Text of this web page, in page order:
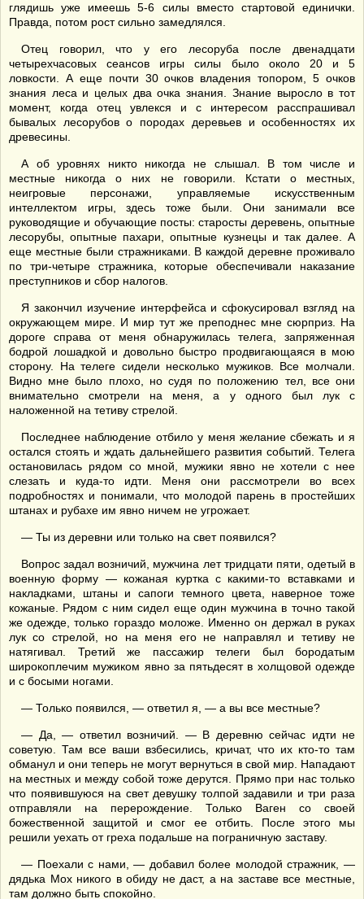
глядишь уже имеешь 5-6 силы вместо стартовой единички.
Правда, потом рост сильно замедлялся.
Отец говорил, что у его лесоруба после двенадцати
четырехчасовых сеансов игры силы было около 20 и 5
ловкости. А еще почти 30 очков владения топором, 5 очков
знания леса и целых два очка знания. Знание выросло в тот
момент, когда отец увлекся и с интересом расспрашивал
бывалых лесорубов о породах деревьев и особенностях их
древесины.
А об уровнях никто никогда не слышал. В том числе и
местные никогда о них не говорили. Кстати о местных,
неигровые персонажи, управляемые искусственным
интеллектом игры, здесь тоже были. Они занимали все
руководящие и обучающие посты: старосты деревень, опытные
лесорубы, опытные пахари, опытные кузнецы и так далее. А
еще местные были стражниками. В каждой деревне проживало
по три-четыре стражника, которые обеспечивали наказание
преступников и сбор налогов.
Я закончил изучение интерфейса и сфокусировал взгляд на
окружающем мире. И мир тут же преподнес мне сюрприз. На
дороге справа от меня обнаружилась телега, запряженная
бодрой лошадкой и довольно быстро продвигающаяся в мою
сторону. На телеге сидели несколько мужиков. Все молчали.
Видно мне было плохо, но судя по положению тел, все они
внимательно смотрели на меня, а у одного был лук с
наложенной на тетиву стрелой.
Последнее наблюдение отбило у меня желание сбежать и я
остался стоять и ждать дальнейшего развития событий. Телега
остановилась рядом со мной, мужики явно не хотели с нее
слезать и куда-то идти. Меня они рассмотрели во всех
подробностях и понимали, что молодой парень в простейших
штанах и рубахе им явно ничем не угрожает.
— Ты из деревни или только на свет появился?
Вопрос задал возничий, мужчина лет тридцати пяти, одетый в
военную форму — кожаная куртка с какими-то вставками и
накладками, штаны и сапоги темного цвета, наверное тоже
кожаные. Рядом с ним сидел еще один мужчина в точно такой
же одежде, только гораздо моложе. Именно он держал в руках
лук со стрелой, но на меня его не направлял и тетиву не
натягивал. Третий же пассажир телеги был бородатым
широкоплечим мужиком явно за пятьдесят в холщовой одежде
и с босыми ногами.
— Только появился, — ответил я, — а вы все местные?
— Да, — ответил возничий. — В деревню сейчас идти не
советую. Там все ваши взбесились, кричат, что их кто-то там
обманул и они теперь не могут вернуться в свой мир. Нападают
на местных и между собой тоже дерутся. Прямо при нас только
что появившуюся на свет девушку толпой задавили и три раза
отправляли на перерождение. Только Ваген со своей
божественной защитой и смог ее отбить. После этого мы
решили уехать от греха подальше на пограничную заставу.
— Поехали с нами, — добавил более молодой стражник, —
дядька Мох никого в обиду не даст, а на заставе все местные,
там должно быть спокойно.